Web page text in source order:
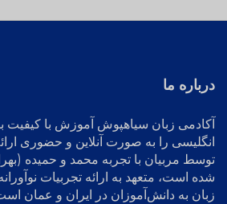
درباره ما
آکادمی زبان سیاهپوش آموزش با کیفیت
انگلیسی را به صورت آنلاین و حضوری
توسط مربیان با تجربه محمد و حمیده
شده است، متعهد به ارائه تجربیات
زبان به دانش‌آموزان در ایران و عمان است.